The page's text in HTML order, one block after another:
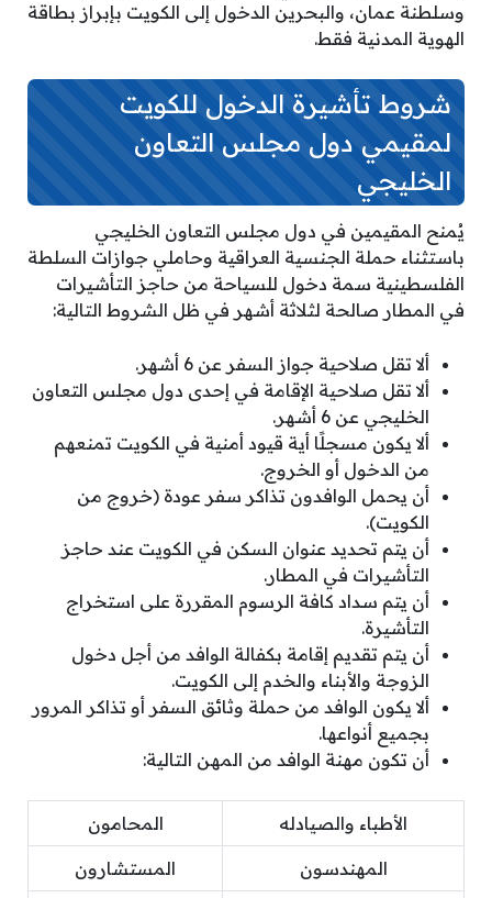
وسلطنة عمان، والبحرين الدخول إلى الكويت بإبراز بطاقة
الهوية المدنية فقط.
شروط تأشيرة الدخول للكويت
لمقيمي دول مجلس التعاون
الخليجي
يُمنح المقيمين في دول مجلس التعاون الخليجي
باستثناء حملة الجنسية العراقية وحاملي جوازات السلطة
الفلسطينية سمة دخول للسياحة من حاجز التأشيرات
في المطار صالحة لثلاثة أشهر في ظل الشروط التالية:
ألا تقل صلاحية جواز السفر عن 6 أشهر.
ألا تقل صلاحية الإقامة في إحدى دول مجلس التعاون
الخليجي عن 6 أشهر.
ألا يكون مسجلًا أية قيود أمنية في الكويت تمنعهم
من الدخول أو الخروج.
أن يحمل الوافدون تذاكر سفر عودة (خروج من
الكويت).
أن يتم تحديد عنوان السكن في الكويت عند حاجز
التأشيرات في المطار.
أن يتم سداد كافة الرسوم المقررة على استخراج
التأشيرة.
أن يتم تقديم إقامة بكفالة الوافد من أجل دخول
الزوجة والأبناء والخدم إلى الكويت.
ألا يكون الوافد من حملة وثائق السفر أو تذاكر المرور
بجميع أنواعها.
أن تكون مهنة الوافد من المهن التالية:
الأطباء والصيادله المحامون
المهندسون المستشارون